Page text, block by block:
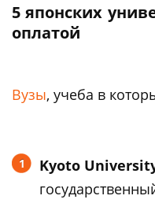
5 японских
оплатой
Вузы, учеба в
Kyoto